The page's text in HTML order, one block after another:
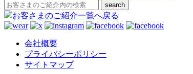
お客さまのご紹介一覧へ戻る
会社概要
プライバシーポリシー
サイトマップ